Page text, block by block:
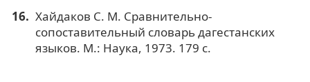
Хайдаков С. М. Сравнительно-
сопоставительный словарь дагестанских
языков. М.: Наука, 1973. 179 с.